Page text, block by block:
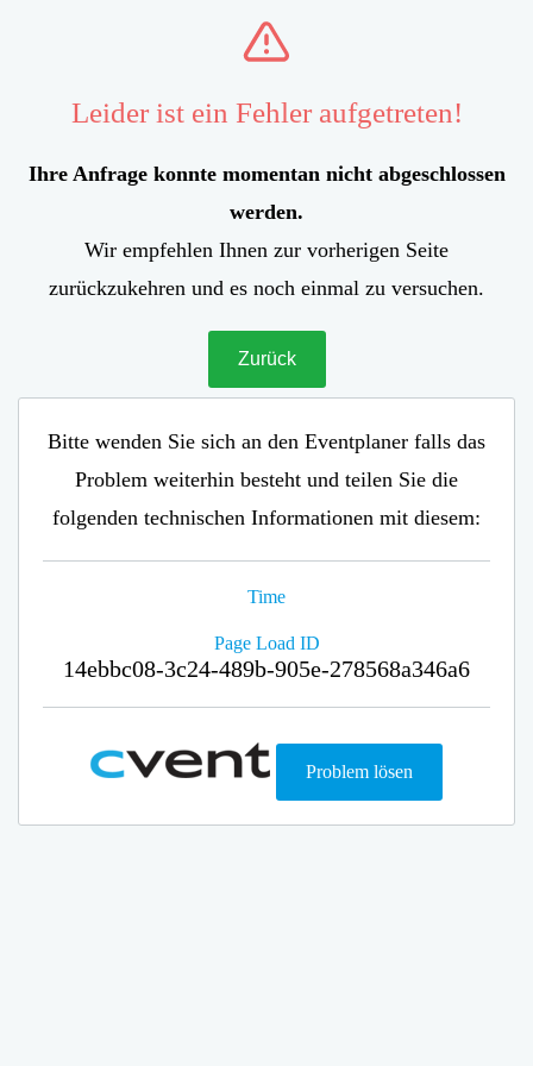
Leider ist ein Fehler aufgetreten!
Ihre Anfrage konnte momentan nicht abgeschlossen
werden.
Wir empfehlen Ihnen zur vorherigen Seite
zurückzukehren und es noch einmal zu versuchen.
Zurück
Bitte wenden Sie sich an den Eventplaner falls das
Problem weiterhin besteht und teilen Sie die
folgenden technischen Informationen mit diesem:
Time
Page Load ID
14ebbc08-3c24-489b-905e-278568a346a6
Problem lösen